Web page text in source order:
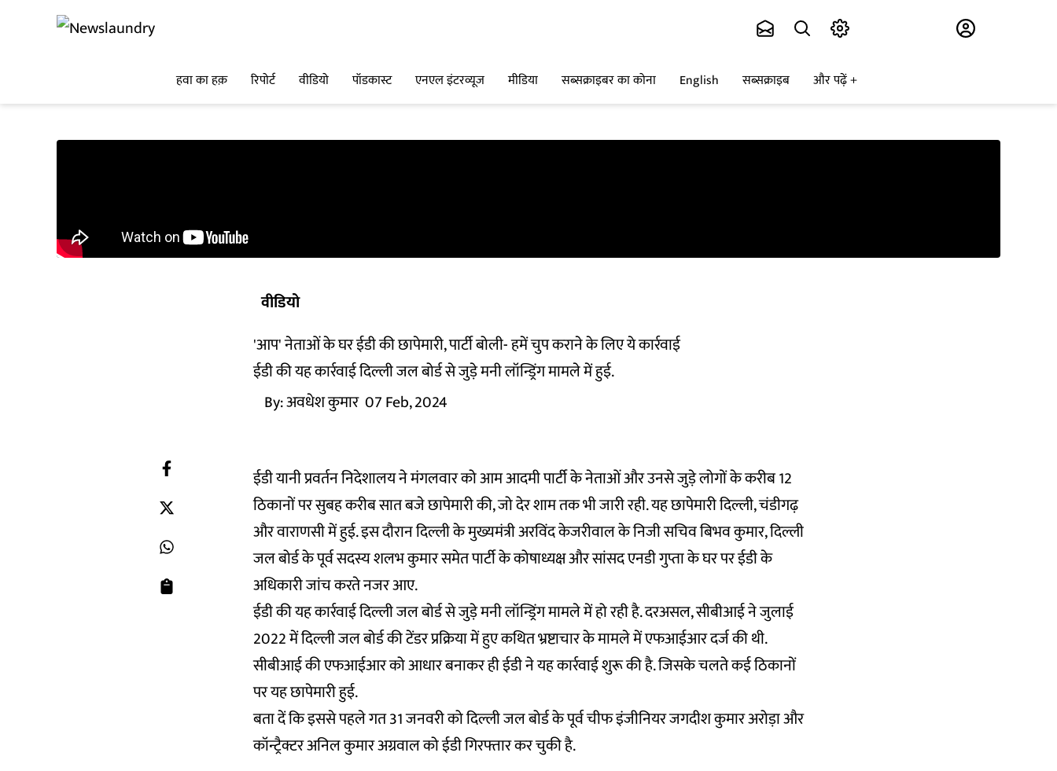
हवा का हक़ रिपोर्ट वीडियो पॉडकास्ट एनएल इंटरव्यूज मीडिया सब्सक्राइबर का कोना English सब्सक्राइब और पढ़ें
वीडियो
'आप' नेताओं के घर ईडी की छापेमारी, पार्टी बोली- हमें चुप कराने के लिए ये कार्रवाई
ईडी की यह कार्रवाई दिल्ली जल बोर्ड से जुड़े मनी लॉन्ड्रिंग मामले में हुई.
By:अवधेश कुमार 07 Feb, 2024
ईडी यानी प्रवर्तन निदेशालय ने मंगलवार को आम आदमी पार्टी के नेताओं और उनसे जुड़े लोगों के करीब 12
ठिकानों पर सुबह करीब सात बजे छापेमारी की, जो देर शाम तक भी जारी रही. यह छापेमारी दिल्ली, चंडीगढ़
और वाराणसी में हुई. इस दौरान दिल्ली के मुख्यमंत्री अरविंद केजरीवाल के निजी सचिव बिभव कुमार, दिल्ली
जल बोर्ड के पूर्व सदस्य शलभ कुमार समेत पार्टी के कोषाध्यक्ष और सांसद एनडी गुप्ता के घर पर ईडी के
अधिकारी जांच करते नजर आए.
ईडी की यह कार्रवाई दिल्ली जल बोर्ड से जुड़े मनी लॉन्ड्रिंग मामले में हो रही है. दरअसल, सीबीआई ने जुलाई
2022 में दिल्ली जल बोर्ड की टेंडर प्रक्रिया में हुए कथित भ्रष्टाचार के मामले में एफआईआर दर्ज की थी.
सीबीआई की एफआईआर को आधार बनाकर ही ईडी ने यह कार्रवाई शुरू की है. जिसके चलते कई ठिकानों
पर यह छापेमारी हुई.
बता दें कि इससे पहले गत 31 जनवरी को दिल्ली जल बोर्ड के पूर्व चीफ इंजीनियर जगदीश कुमार अरोड़ा और
कॉन्ट्रैक्टर अनिल कुमार अग्रवाल को ईडी गिरफ्तार कर चुकी है.